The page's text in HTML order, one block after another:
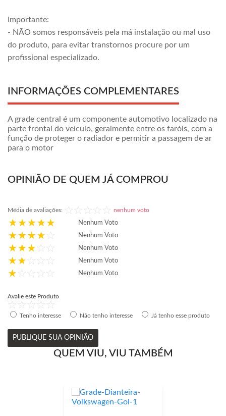
Importante:
- NÃO somos responsáveis pela má instalação ou mal uso
do produto, para evitar transtornos procure por um
profissional especializado.
INFORMAÇÕES COMPLEMENTARES
A grade central é um componente automotivo localizado na
parte frontal do veículo, geralmente entre os faróis, com a
função de proteger o radiador e permitir a passagem de ar
para o motor
OPINIÃO DE QUEM JÁ COMPROU
Média de avaliações: nenhum voto
Nenhum Voto
Nenhum Voto
Nenhum Voto
Nenhum Voto
Nenhum Voto
Avalie este Produto
Tenho interesse Não tenho interesse Já tenho esse produto
PUBLIQUE SUA OPINIÃO
QUEM VIU, VIU TAMBÉM